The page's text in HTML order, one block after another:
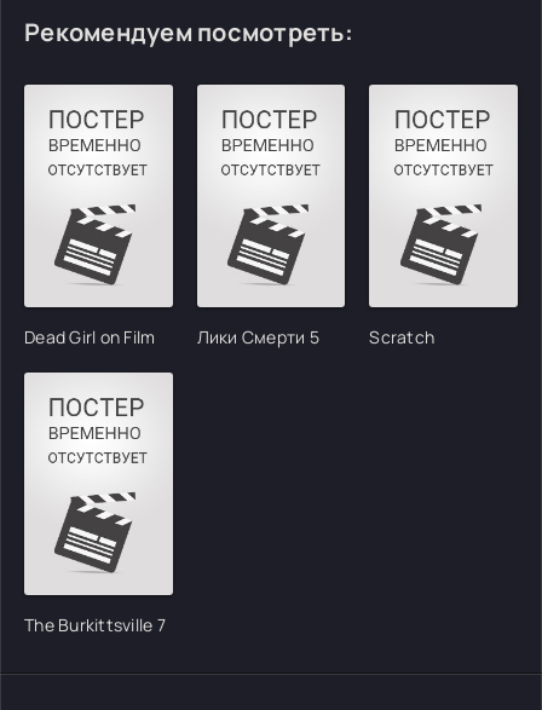
Рекомендуем посмотреть:
Dead Girl on Film Лики Смерти 5 Scratch
The Burkittsville 7